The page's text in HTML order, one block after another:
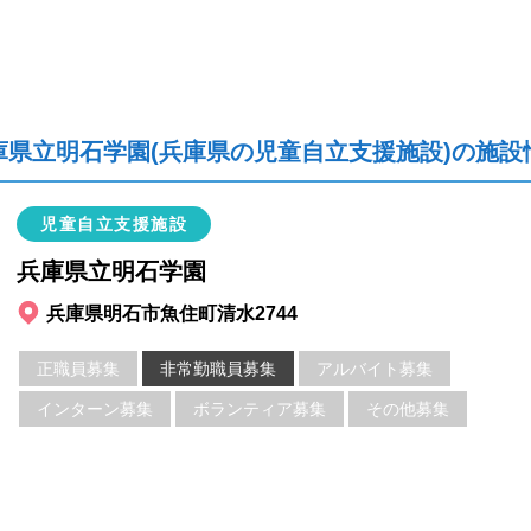
県立明石学園(兵庫県の児童自立支援施設)の施設
児童自立支援施設
兵庫県立明石学園
兵庫県明石市魚住町清水2744
正職員募集 非常勤職員募集 アルバイト募集
インターン募集 ボランティア募集 その他募集